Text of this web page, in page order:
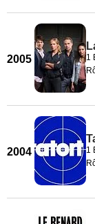
2005 1
2004 1